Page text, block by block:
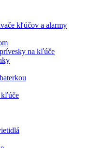
kľúčov a alarmy
na kľúče
kľúče